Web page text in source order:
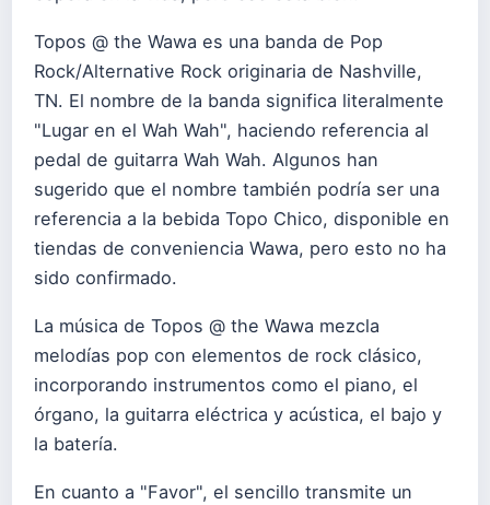
Topos @ the Wawa es una banda de Pop
Rock/Alternative Rock originaria de Nashville,
TN. El nombre de la banda significa literalmente
"Lugar en el Wah Wah", haciendo referencia al
pedal de guitarra Wah Wah. Algunos han
sugerido que el nombre también podría ser una
referencia a la bebida Topo Chico, disponible en
tiendas de conveniencia Wawa, pero esto no ha
sido confirmado.
La música de Topos @ the Wawa mezcla
melodías pop con elementos de rock clásico,
incorporando instrumentos como el piano, el
órgano, la guitarra eléctrica y acústica, el bajo y
la batería.
En cuanto a "Favor", el sencillo transmite un